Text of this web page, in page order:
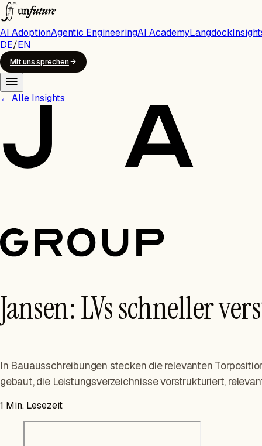
AI AdoptionAgentic EngineeringAI AcademyLangdock
DE/EN
Mit uns sprechen
← Alle Insights
Jansen: LVs schneller
In Bauausschreibungen stecken die relevanten
gebaut, die Leistungsverzeichnisse vorstrukturiert,
1 Min. Lesezeit